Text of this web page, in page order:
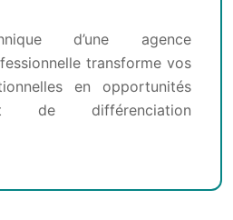
d’une agence
transforme vos
en opportunités
de différenciation